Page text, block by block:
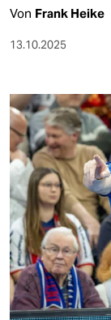
shop
fragen & hilfe
abo
genossenschaft
epaper login
Von Frank Heike
13.10.2025